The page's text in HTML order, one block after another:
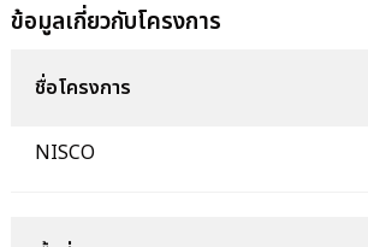
ข้อมูลเกี่ยวกับโครงการ
ชื่อโครงการ
NISCO